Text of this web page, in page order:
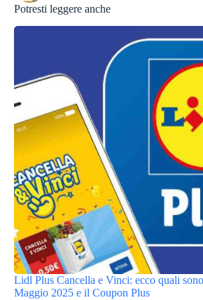
Potresti leggere anche
Lidl Plus Cancella e Vinci: ecco quali
Maggio 2025 e il Coupon Plus